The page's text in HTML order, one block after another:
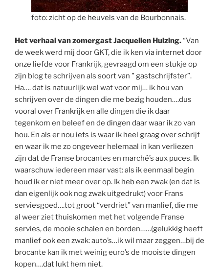
foto: zicht op de heuvels van de Bourbonnais.
Het verhaal van zomergast Jacquelien Huizing.“Van
de week werd mij door GKT, die ik ken via internet door
onze liefde voor Frankrijk, gevraagd om een stukje op
zijn blog te schrijven als soort van ” gastschrijfster”.
Ha…. dat is natuurlijk wel wat voor mij… ik hou van
schrijven over de dingen die me bezig houden….dus
vooral over Frankrijk en alle dingen die ik daar
tegenkom en beleef en de dingen daar waar ik zo van
hou. En als er nou iets is waar ik heel graag over schrijf
en waar ik me zo ongeveer helemaal in kan verliezen
zijn dat de Franse brocantes en marché’s aux puces. Ik
waarschuw iedereen maar vast: als ik eenmaal begin
houd ik er niet meer over op. Ik heb een zwak (en dat is
dan eigenlijk ook nog zwak uitgedrukt) voor Frans
serviesgoed….tot groot “verdriet” van manlief, die me
al weer ziet thuiskomen met het volgende Franse
servies, de mooie schalen en borden……(gelukkig heeft
manlief ook een zwak: auto’s…ik wil maar zeggen…bij de
brocante kan ik met weinig euro’s de mooiste dingen
kopen….dat lukt hem niet.